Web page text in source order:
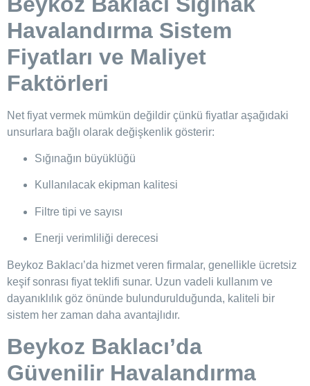
Havalandırma Sistem
Fiyatları ve Maliyet
Faktörleri
Net fiyat vermek mümkün değildir çünkü fiyatlar aşağıdaki
unsurlara bağlı olarak değişkenlik gösterir:
Sığınağın büyüklüğü
Kullanılacak ekipman kalitesi
Filtre tipi ve sayısı
Enerji verimliliği derecesi
Beykoz Baklacı’da hizmet veren firmalar, genellikle ücretsiz
keşif sonrası fiyat teklifi sunar. Uzun vadeli kullanım ve
dayanıklılık göz önünde bulundurulduğunda, kaliteli bir
sistem her zaman daha avantajlıdır.
Beykoz Baklacı’da
Güvenilir Havalandırma